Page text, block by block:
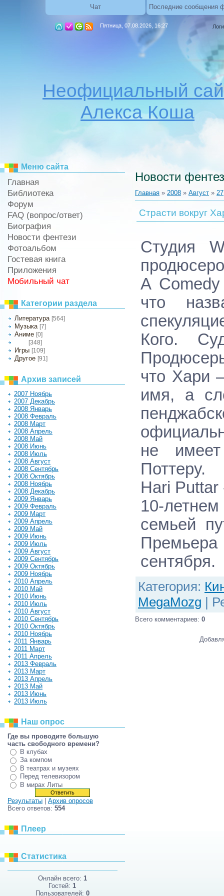
Чат Последние сообщения
Пятница, 07.08.2026, 16:27
Неофициальный
Алекса Коша
Меню сайта
Главная
Библиотека
Форум
FAQ (вопрос/ответ)
Биография
Новости фентези
Фотоальбом
Гостевая книга
Приложения
Мобильный чат
Категории раздела
Литература [564]
Музыка [7]
Аниме [0]
[348]
Игры [109]
Другое [91]
Архив записей
2007 Ноябрь
2007 Декабрь
2008 Январь
2008 Февраль
2008 Март
2008 Апрель
2008 Май
2008 Июнь
2008 Июль
2008 Август
2008 Сентябрь
2008 Октябрь
2008 Ноябрь
2008 Декабрь
2009 Январь
2009 Февраль
2009 Март
2009 Апрель
2009 Май
2009 Июнь
2009 Июль
2009 Август
2009 Сентябрь
2009 Октябрь
2009 Ноябрь
2010 Апрель
2010 Май
2010 Июнь
2010 Июль
2010 Август
2010 Сентябрь
2010 Октябрь
2010 Ноябрь
2011 Январь
2011 Март
2011 Апрель
2013 Февраль
2013 Март
2013 Апрель
2013 Май
2013 Июнь
2013 Июль
Наш опрос
Где вы проводите большую
часть свободного времени?
В клубах
За компом
В театрах и музеях
Перед телевизором
В мирах Литы
Результаты
Архив опросов
Всего ответов: 554
Плеер
Статистика
Онлайн всего: 1
Гостей: 1
Пользователей: 0
Новости
Главная » 2008 » Август » 27
Страсти вокруг
Студия
A
что
Кого.
что Хари
имя, а
не
Поттеру.
Hari Puttar
10-
семьей
сентября.
Категория:
MegaMozg |
Всего комментариев: 0